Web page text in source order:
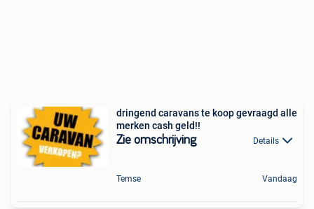
dringend caravans te koop gevraagd alle
merken cash geld!!
Zie omschrijving Details
Temse Vandaag